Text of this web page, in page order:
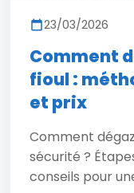
23/03/2026
Comment
fioul :
et prix
Comment
sécurité ?
conseils pour